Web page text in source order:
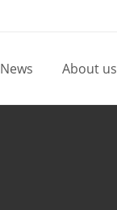
News About us